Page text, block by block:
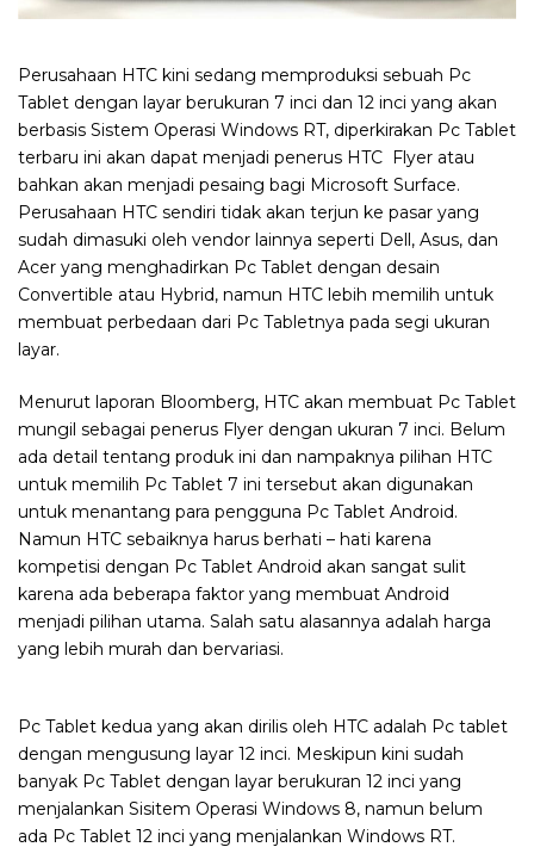
Perusahaan HTC kini sedang memproduksi sebuah Pc
Tablet dengan layar berukuran 7 inci dan 12 inci yang akan
berbasis Sistem Operasi Windows RT, diperkirakan Pc Tablet
terbaru ini akan dapat menjadi penerus HTC Flyer atau
bahkan akan menjadi pesaing bagi Microsoft Surface.
Perusahaan HTC sendiri tidak akan terjun ke pasar yang
sudah dimasuki oleh vendor lainnya seperti Dell, Asus, dan
Acer yang menghadirkan Pc Tablet dengan desain
Convertible atau Hybrid, namun HTC lebih memilih untuk
membuat perbedaan dari Pc Tabletnya pada segi ukuran
layar.
Menurut laporan Bloomberg, HTC akan membuat Pc Tablet
mungil sebagai penerus Flyer dengan ukuran 7 inci. Belum
ada detail tentang produk ini dan nampaknya pilihan HTC
untuk memilih Pc Tablet 7 ini tersebut akan digunakan
untuk menantang para pengguna Pc Tablet Android.
Namun HTC sebaiknya harus berhati – hati karena
kompetisi dengan Pc Tablet Android akan sangat sulit
karena ada beberapa faktor yang membuat Android
menjadi pilihan utama. Salah satu alasannya adalah harga
yang lebih murah dan bervariasi.
Pc Tablet kedua yang akan dirilis oleh HTC adalah Pc tablet
dengan mengusung layar 12 inci. Meskipun kini sudah
banyak Pc Tablet dengan layar berukuran 12 inci yang
menjalankan Sisitem Operasi Windows 8, namun belum
ada Pc Tablet 12 inci yang menjalankan Windows RT.